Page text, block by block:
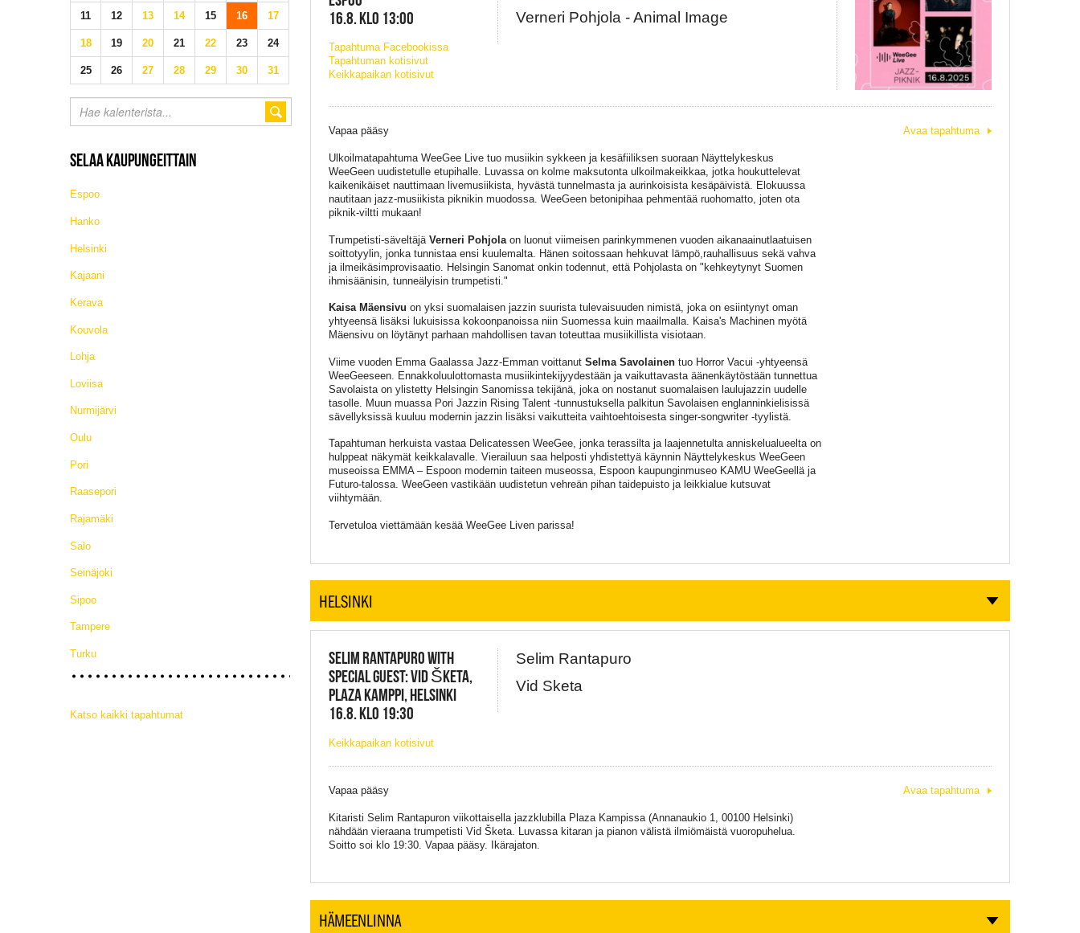
11 12 13 14 15 16 17
18 19 20 21 22 23 24
25 26 27 28 29 30 31
SELAA KAUPUNGEITTAIN
Espoo
Hanko
Helsinki
Kajaani
Kerava
Kouvola
Lohja
Loviisa
Nurmijärvi
Oulu
Pori
Raasepori
Rajamäki
Salo
Seinäjoki
Sipoo
Tampere
Turku
Katso kaikki tapahtumat
16.8. KLO 13:00
Tapahtuma Facebookissa
Tapahtuman kotisivut
Keikkapaikan kotisivut
Verneri Pohjola - Animal Image
Vapaa pääsy
Ulkoilmatapahtuma WeeGee Live tuo musiikin sykkeen ja kesäfiiliksen suoraan Näyttelykeskus
WeeGeen uudistetulle etupihalle. Luvassa on kolme maksutonta ulkoilmakeikkaa, jotka houkuttelevat
kaikenikäiset nauttimaan livemusiikista, hyvästä tunnelmasta ja aurinkoisista kesäpäivistä. Elokuussa
nautitaan jazz-musiikista piknikin muodossa. WeeGeen betonipihaa pehmentää ruohomatto, joten ota
piknik-viltti mukaan!
Trumpetisti-säveltäjä Verneri Pohjolaon luonut viimeisen parinkymmenen vuoden aikanaainutlaatuisen
soittotyylin, jonka tunnistaa ensi kuulemalta. Hänen soitossaan hehkuvat lämpö,rauhallisuus sekä vahva
ja ilmeikäsimprovisaatio. Helsingin Sanomat onkin todennut, että Pohjolasta on "kehkeytynyt Suomen
ihmisäänisin, tunneälyisin trumpetisti."
Kaisa Mäensivu on yksi suomalaisen jazzin suurista tulevaisuuden nimistä, joka on esiintynyt oman
yhtyeensä lisäksi lukuisissa kokoonpanoissa niin Suomessa kuin maailmalla. Kaisa's Machinen myötä
Mäensivu on löytänyt parhaan mahdollisen tavan toteuttaa musiikillista visiotaan.
Viime vuoden Emma Gaalassa Jazz-Emman voittanutSelma Savolainentuo Horror Vacui -yhtyeensä
WeeGeeseen. Ennakkoluulottomasta musiikintekijyydestään ja vaikuttavasta äänenkäytöstään tunnettua
Savolaista on ylistetty Helsingin Sanomissa tekijänä, joka on nostanut suomalaisen laulujazzin uudelle
tasolle. Muun muassa Pori Jazzin Rising Talent -tunnustuksella palkitun Savolaisen englanninkielisissä
sävellyksissä kuuluu modernin jazzin lisäksi vaikutteita vaihtoehtoisesta singer-songwriter -tyylistä.
Tapahtuman herkuista vastaa Delicatessen WeeGee, jonka terassilta ja laajennetulta anniskelualueelta on
hulppeat näkymät keikkalavalle. Vierailuun saa helposti yhdistettyä käynnin Näyttelykeskus WeeGeen
museoissa EMMA – Espoon modernin taiteen museossa, Espoon kaupunginmuseo KAMU WeeGeellä ja
Futuro-talossa. WeeGeen vastikään uudistetun vehreän pihan taidepuisto ja leikkialue kutsuvat
viihtymään.
Tervetuloa viettämään kesää WeeGee Liven parissa!
Avaa tapahtuma
HELSINKI
SELIM RANTAPURO WITH
SPECIAL GUEST: VID ŠKETA,
PLAZA KAMPPI, HELSINKI
16.8. KLO 19:30
Keikkapaikan kotisivut
Selim Rantapuro
Vid Sketa
Vapaa pääsy
Kitaristi Selim Rantapuron viikottaisella jazzklubilla Plaza Kampissa (Annanaukio 1, 00100 Helsinki)
nähdään vieraana trumpetisti Vid Šketa. Luvassa kitaran ja pianon välistä ilmiömäistä vuoropuhelua.
Soitto soi klo 19:30. Vapaa pääsy. Ikärajaton.
Avaa tapahtuma
HÄMEENLINNA